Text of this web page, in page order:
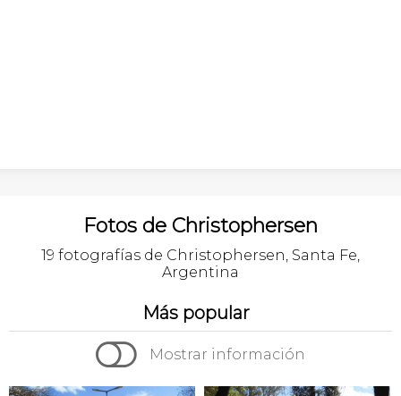
Fotos de Christophersen
19 fotografías de Christophersen, Santa Fe,
Argentina
Más popular
 Mostrar información